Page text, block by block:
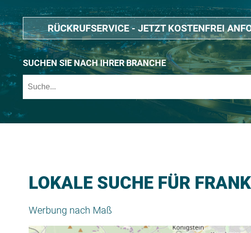
RÜCKRUFSERVICE - JETZT KOSTENFREI
SUCHEN SIE NACH IHRER BRANCHE
LOKALE SUCHE FÜR
Werbung nach Maß